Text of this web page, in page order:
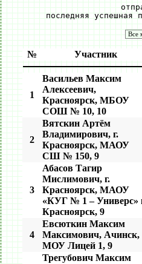
последняя
№ Участник
1
Васильев Максим
Алексеевич,
Красноярск, МБОУ
СОШ № 10, 10
2
Вятскин Артём
Владимирович, г.
Красноярск, МАОУ
СШ № 150, 9
3
Абасов Тагир
Мислимович, г.
Красноярск, МАОУ
«КУГ № 1 – Универс»
Красноярск, 9
4
Евсюткин Максим
Максимович, Ачинск,
МОУ Лицей 1, 9
Трегубович Максим